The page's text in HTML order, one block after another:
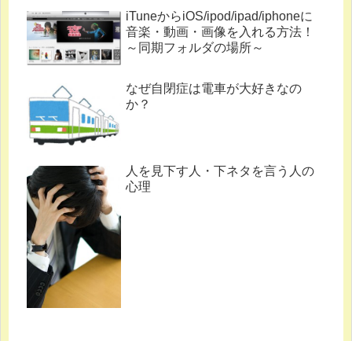
iTuneからiOS/ipod/ipad/iphoneに
音楽・動画・画像を入れる方法！
～同期フォルダの場所～
なぜ自閉症は電車が大好きなの
か？
人を見下す人・下ネタを言う人の
心理